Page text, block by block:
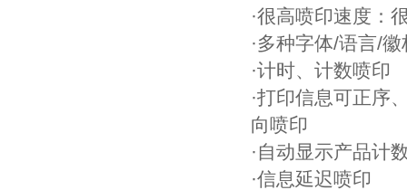
·很高喷印速度：
·多种字体/语言/
·计时、计数喷印
·打印信息可正序
向喷印
·自动显示产品计
·信息延迟喷印